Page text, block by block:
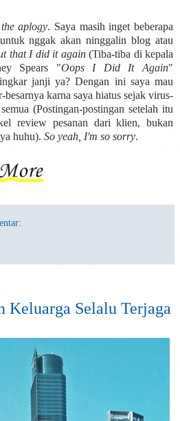
aplogy. Saya masih inget beberapa
nggak akan ninggalin blog atau
that I did it again(Tiba-tiba di kepala
Spears "Oops I Did It Again"
janji ya? Dengan ini saya mau
besarnya karna saya hiatus sejak virus-
(Postingan-postingan setelah itu
review pesanan dari klien, bukan
huhu). So yeah, I'm so sorry.
Keluarga Selalu Terjaga